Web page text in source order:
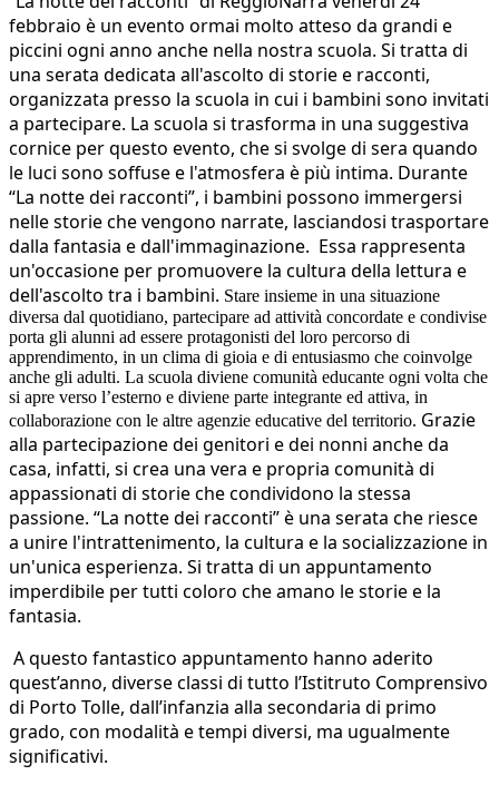
febbraio è un evento ormai molto atteso da grandi e
piccini ogni anno anche nella nostra scuola. Si tratta di
una serata dedicata all'ascolto di storie e racconti,
organizzata presso la scuola in cui i bambini sono invitati
a partecipare. La scuola si trasforma in una suggestiva
cornice per questo evento, che si svolge di sera quando
le luci sono soffuse e l'atmosfera è più intima. Durante
“La notte dei racconti”, i bambini possono immergersi
nelle storie che vengono narrate, lasciandosi trasportare
dalla fantasia e dall'immaginazione. Essa rappresenta
un'occasione per promuovere la cultura della lettura e
dell'ascolto tra i bambini. Stare insieme in una situazione
diversa dal quotidiano, partecipare ad attività concordate e condivise
porta gli alunni ad essere protagonisti del loro percorso di
apprendimento, in un clima di gioia e di entusiasmo che coinvolge
anche gli adulti. La scuola diviene comunità educante ogni volta che
si apre verso l’esterno e diviene parte integrante ed attiva, in
collaborazione con le altre agenzie educative del territorio. Grazie
alla partecipazione dei genitori e dei nonni anche da
casa, infatti, si crea una vera e propria comunità di
appassionati di storie che condividono la stessa
passione. “La notte dei racconti” è una serata che riesce
a unire l'intrattenimento, la cultura e la socializzazione in
un'unica esperienza. Si tratta di un appuntamento
imperdibile per tutti coloro che amano le storie e la
fantasia.
A questo fantastico appuntamento hanno aderito
quest’anno, diverse classi di tutto l’Istitruto Comprensivo
di Porto Tolle, dall’infanzia alla secondaria di primo
grado, con modalità e tempi diversi, ma ugualmente
significativi.